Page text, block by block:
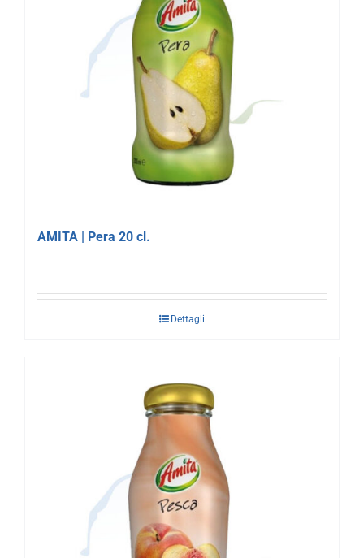
AMITA | Pera 20 cl.
Dettagli